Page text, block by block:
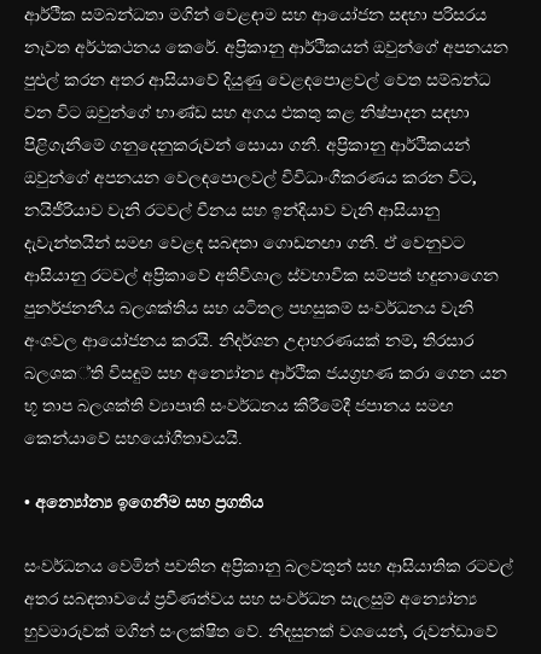
ආර්ථික සම්බන්ධතා මගින් වෙළඳාම සහ ආයෝජන සඳහා පරිසරය
නැවත අර්ථකථනය කෙරේ. අප්‍රිකානු ආර්ථිකයන් ඔවුන්ගේ අපනයන
පුළුල් කරන අතර ආසියාවේ දියුණු වෙළඳපොළවල් වෙත සම්බන්ධ
වන විට ඔවුන්ගේ භාණ්ඩ සහ අගය එකතු කළ නිෂ්පාදන සඳහා
පිළිගැනීමේ ගනුදෙනුකරුවන් සොයා ගනී. අප්‍රිකානු ආර්ථිකයන්
ඔවුන්ගේ අපනයන වෙලඳපොලවල් විවිධාංගීකරණය කරන විට,
නයිජීරියාව වැනි රටවල් චීනය සහ ඉන්දියාව වැනි ආසියානු
දැවැන්තයින් සමඟ වෙළඳ සබඳතා ගොඩනඟා ගනී. ඒ වෙනුවට
ආසියානු රටවල් අප්‍රිකාවේ අතිවිශාල ස්වභාවික සම්පත් හඳුනාගෙන
පුනර්ජනනීය බලශක්තිය සහ යටිතල පහසුකම් සංවර්ධනය වැනි
අංශවල ආයෝජනය කරයි. නිදර්ශන උදාහරණයක් නම්, තිරසාර
බලශක්ති විසඳුම් සහ අන්‍යෝන්‍ය ආර්ථික ජයග්‍රහණ කරා ගෙන යන
භූ තාප බලශක්ති ව්‍යාපෘති සංවර්ධනය කිරීමේදී ජපානය සමඟ
කෙන්යාවේ සහයෝගීතාවයයි.
• අන්‍යෝන්‍ය ඉගෙනීම සහ ප්‍රගතිය
සංවර්ධනය වෙමින් පවතින අප්‍රිකානු බලවතුන් සහ ආසියාතික රටවල්
අතර සබඳතාවයේ ප්‍රවීණත්වය සහ සංවර්ධන සැලසුම් අන්‍යෝන්‍ය
හුවමාරුවක් මගින් සංලක්ෂිත වේ. නිදසුනක් වශයෙන්, රුවන්ඩාවේ